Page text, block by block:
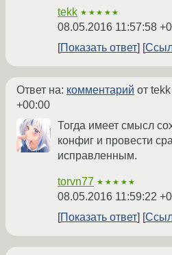
tekk ★★★★★
08.05.2016 11:57:58
Показать ответ
Ответ на: комментарий от tekk
+00:00
Тогда имеет смысл
конфиг и провести
исправленным.
torvn77 ★★★★★
08.05.2016 11:59:22
Показать ответ